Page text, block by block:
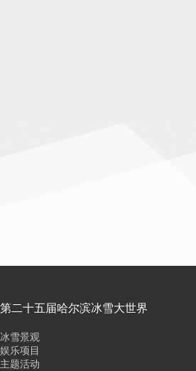
第二十五届哈尔滨冰雪大世界
冰雪景观
娱乐项目
主题活动